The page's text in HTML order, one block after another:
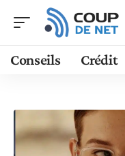
Conseils Crédit